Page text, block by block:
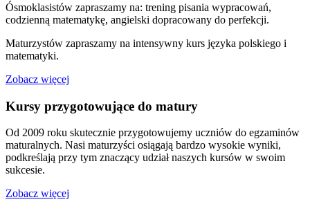
Ósmoklasistów zapraszamy na: trening pisania wypracowań,
codzienną matematykę, angielski dopracowany do perfekcji.
Maturzystów zapraszamy na intensywny kurs języka polskiego i
matematyki.
Zobacz więcej
Kursy przygotowujące do matury
Od 2009 roku skutecznie przygotowujemy uczniów do egzaminów
maturalnych. Nasi maturzyści osiągają bardzo wysokie wyniki,
podkreślają przy tym znaczący udział naszych kursów w swoim
sukcesie.
Zobacz więcej